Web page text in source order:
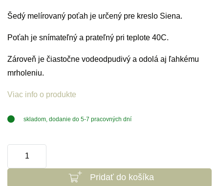
Šedý melírovaný poťah je určený pre kreslo Siena.
Poťah je snímateľný a prateľný pri teplote 40C.
Zároveň je čiastočne vodeodpudivý a odolá aj ľahkému
mrholeniu.
Viac info o produkte
skladom, dodanie do 5-7 pracovných dní
Pridať do košíka